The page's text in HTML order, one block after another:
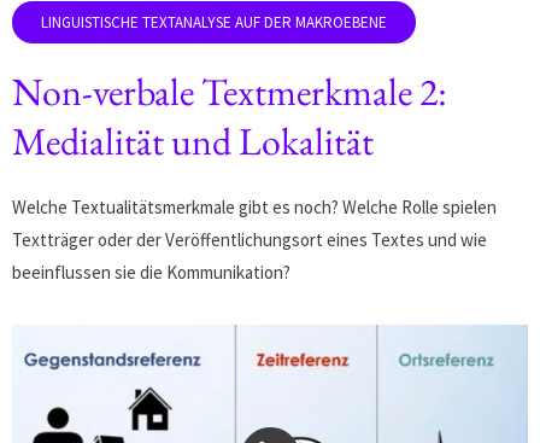
Non-verbale Textmerkmale 2:
Medialität und Lokalität
Welche Textualitätsmerkmale gibt es noch? Welche Rolle spielen
Textträger oder der Veröffentlichungsort eines Textes und wie
beeinflussen sie die Kommunikation?